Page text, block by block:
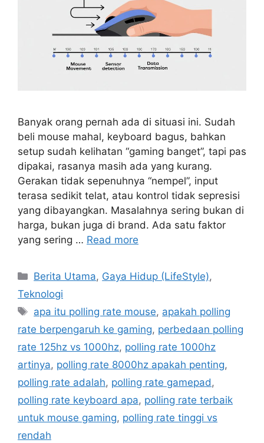
Banyak orang pernah ada di situasi ini. Sudah
beli mouse mahal, keyboard bagus, bahkan
setup sudah kelihatan “gaming banget”, tapi pas
dipakai, rasanya masih ada yang kurang.
Gerakan tidak sepenuhnya “nempel”, input
terasa sedikit telat, atau kontrol tidak sepresisi
yang dibayangkan. Masalahnya sering bukan di
harga, bukan juga di brand. Ada satu faktor
yang sering … Read more
C
a
e
g
o
r
i
s
Berita Utama, Gaya Hidup (LifeStyle),
Teknologi
T
a
s
apa itu polling rate mouse, apakah polling
rate berpengaruh ke gaming, perbedaan polling
rate 125hz vs 1000hz, polling rate 1000hz
artinya, polling rate 8000hz apakah penting,
polling rate adalah, polling rate gamepad,
polling rate keyboard apa, polling rate terbaik
untuk mouse gaming, polling rate tinggi vs
rendah